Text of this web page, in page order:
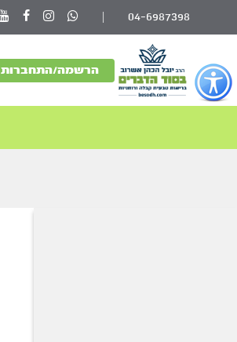
כפתור
לפתיחת
תפריט
נגישות
04-6987398
הרשמה/התחברות